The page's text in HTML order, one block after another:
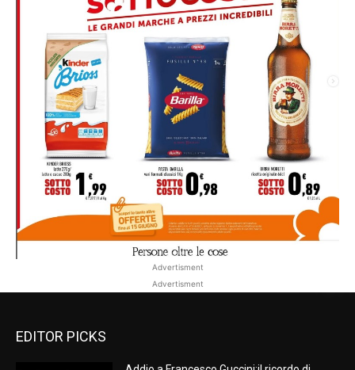
Advertisment
Advertisment
EDITOR PICKS